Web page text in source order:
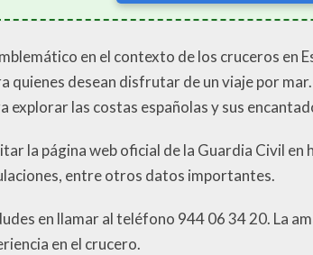
en el contexto de los cruceros en
desean disfrutar de un viaje por
las costas españolas y sus
la página web oficial de la Guardia Civil
entre otros datos importantes.
en llamar al teléfono 944 06 34 20. La
en el crucero.